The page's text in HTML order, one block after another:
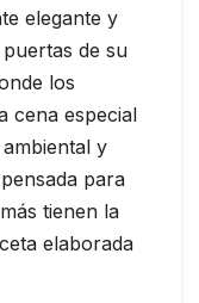
elegante y
de su
los
cena especial
y
para
tienen la
elaborada